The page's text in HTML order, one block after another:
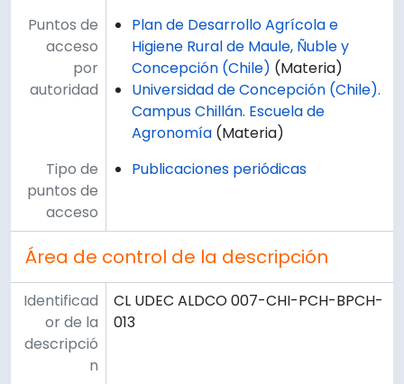
Puntos de
acceso
por
autoridad
Plan de Desarrollo Agrícola e
Higiene Rural de Maule, Ñuble y
Concepción (Chile) (Materia)
Universidad de Concepción (Chile).
Campus Chillán. Escuela de
Agronomía (Materia)
Tipo de
puntos de
acceso
Publicaciones periódicas
Área de control de la descripción
Identificad
or de la
descripció
n
CL UDEC ALDCO 007-CHI-PCH-BPCH-
013